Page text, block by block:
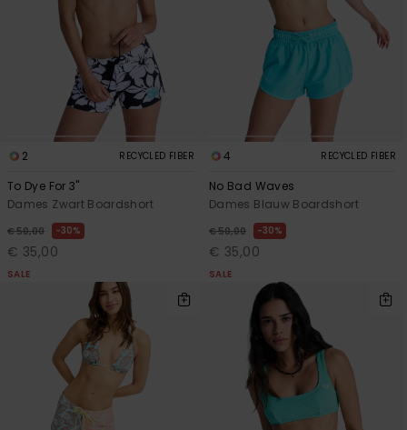
Swim
Kleding
Accessoires
2 RECYCLED FIBER
To Dye For 3"
Dames Zwart Boardshort
€ 50,00 30%
€ 35,00
SALE
4 RECYCLED FIBER
No Bad Waves
Dames Blauw Boardshort
€ 50,00 30%
€ 35,00
SALE